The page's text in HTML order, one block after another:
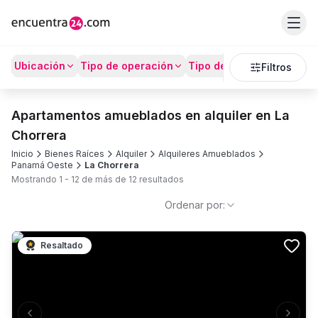
Ubicación Tipo de operación Tipo de Propiedad
Filtros
Apartamentos amueblados en alquiler en La
Chorrera
Inicio Bienes Raíces Alquiler
Alquileres Amueblados
Panamá Oeste
La Chorrera
Mostrando 1 - 12 de más de 12 resultados
Ordenar por:
Resaltado